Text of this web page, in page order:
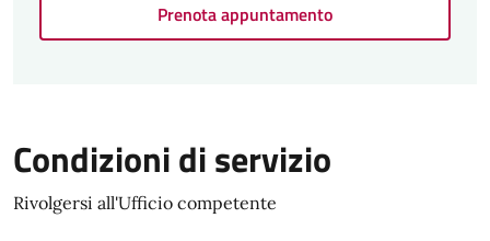
Prenota appuntamento
Condizioni di servizio
Rivolgersi all'Ufficio competente